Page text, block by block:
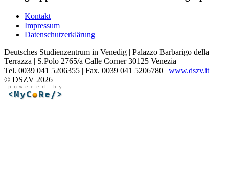
Kontakt
Impressum
Datenschutzerklärung
Deutsches Studienzentrum in Venedig | Palazzo Barbarigo della
Terrazza | S.Polo 2765/a Calle Corner 30125 Venezia
Tel. 0039 041 5206355 | Fax. 0039 041 5206780 | www.dszv.it
© DSZV 2026